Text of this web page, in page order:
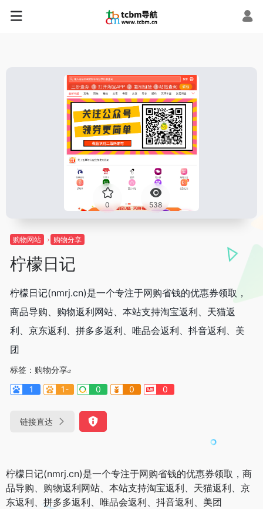
0 538
购物网站 购物分享
柠檬日记
柠檬日记(nmrj.cn)是一个专注于网购省钱的优惠券领取，
商品导购、购物返利网站、本站支持淘宝返利、天猫返
利、京东返利、拼多多返利、唯品会返利、抖音返利、美
团
标签： 购物分享
1
1- 0 0 0
链接直达
柠檬日记(nmrj.cn)是一个专注于网购省钱的优惠券领取，商
品导购、购物返利网站、本站支持淘宝返利、天猫返利、京
东返利、拼多多返利、唯品会返利、抖音返利、美团